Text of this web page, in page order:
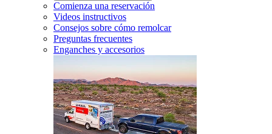
Comienza una reservación
Videos instructivos
Consejos sobre cómo remolcar
Preguntas frecuentes
Enganches y accesorios